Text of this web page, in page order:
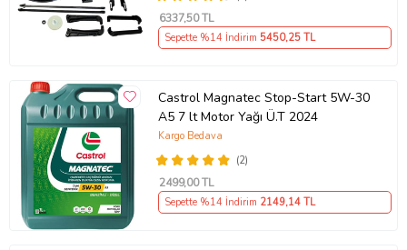
6337,50 TL
Sepette %14 İndirim 5450,25 TL
Castrol Magnatec Stop-Start 5W-30
A5 7 lt Motor Yağı Ü.T 2024
(2)
Kargo Bedava
2499,00 TL
Sepette %14 İndirim 2149,14 TL